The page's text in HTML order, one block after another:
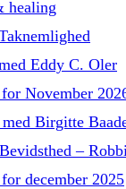
healing
Eddy C. Oler
November
Birgitte
–
december 2025